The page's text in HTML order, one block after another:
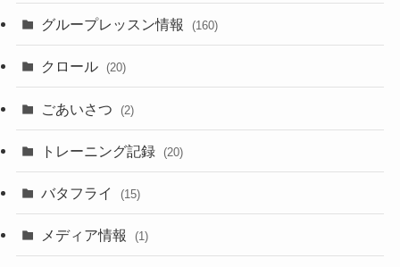
グループレッスン情報 (160)
クロール (20)
ごあいさつ (2)
トレーニング記録 (20)
バタフライ (15)
メディア情報 (1)